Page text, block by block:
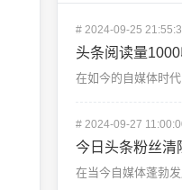
#2024-09-25
头条阅读量
#2024-09-27
今日头条粉丝清